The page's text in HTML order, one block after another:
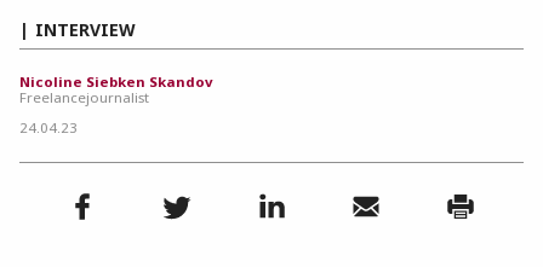
INTERVIEW
Nicoline Siebken Skandov
Freelancejournalist
24.04.23